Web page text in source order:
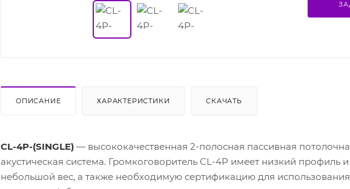
ОПИСАНИЕ ХАРАКТЕРИСТИКИ СКАЧАТЬ
CL-4P-(SINGLE) — высококачественная 2-полосная пассивная
акустическая система. Громкоговоритель CL-4P имеет низкий профиль и
небольшой вес, а также необходимую сертификацию для